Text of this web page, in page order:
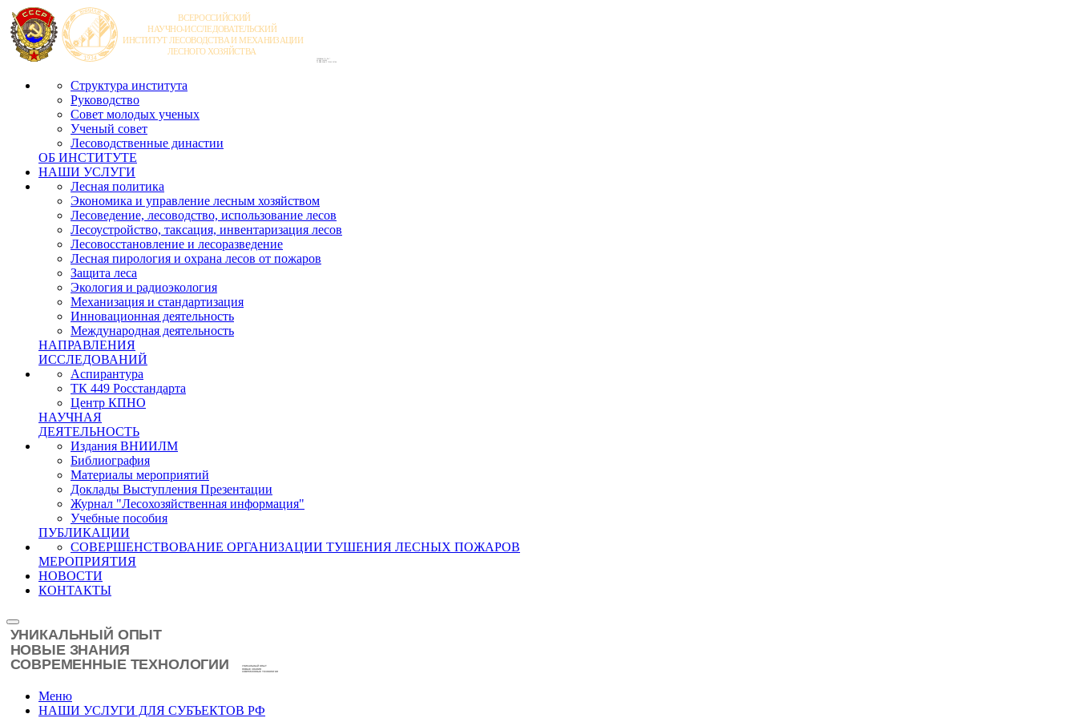
Структура института
Руководство
Совет молодых ученых
Ученый совет
Лесоводственные династии
ОБ ИНСТИТУТЕ
НАШИ УСЛУГИ
Лесная политика
Экономика и управление лесным хозяйством
Лесоведение, лесоводство, использование лесов
Лесоустройство, таксация, инвентаризация лесов
Лесовосстановление и лесоразведение
Лесная пирология и охрана лесов от пожаров
Защита леса
Экология и радиоэкология
Механизация и стандартизация
Инновационная деятельность
Международная деятельность
НАПРАВЛЕНИЯ
ИССЛЕДОВАНИЙ
Аспирантура
ТК 449 Росстандарта
Центр КПНО
НАУЧНАЯ
ДЕЯТЕЛЬНОСТЬ
Издания ВНИИЛМ
Библиография
Материалы мероприятий
Доклады Выступления Презентации
Журнал "Лесохозяйственная информация"
Учебные пособия
ПУБЛИКАЦИИ
СОВЕРШЕНСТВОВАНИЕ ОРГАНИЗАЦИИ ТУШЕНИЯ ЛЕСНЫХ ПОЖАРОВ
МЕРОПРИЯТИЯ
НОВОСТИ
КОНТАКТЫ
Меню
НАШИ УСЛУГИ ДЛЯ СУБЪЕКТОВ РФ